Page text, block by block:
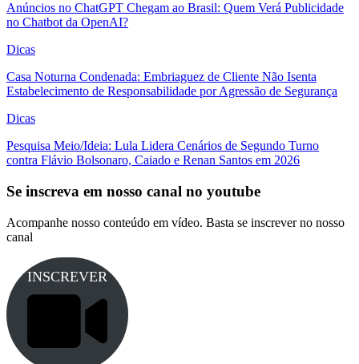
Anúncios no ChatGPT Chegam ao Brasil: Quem Verá Publicidade
no Chatbot da OpenAI?
Dicas
Casa Noturna Condenada: Embriaguez de Cliente Não Isenta
Estabelecimento de Responsabilidade por Agressão de Segurança
Dicas
Pesquisa Meio/Ideia: Lula Lidera Cenários de Segundo Turno
contra Flávio Bolsonaro, Caiado e Renan Santos em 2026
Se inscreva em nosso canal no youtube
Acompanhe nosso conteúdo em vídeo. Basta se inscrever no nosso
canal
INSCREVER